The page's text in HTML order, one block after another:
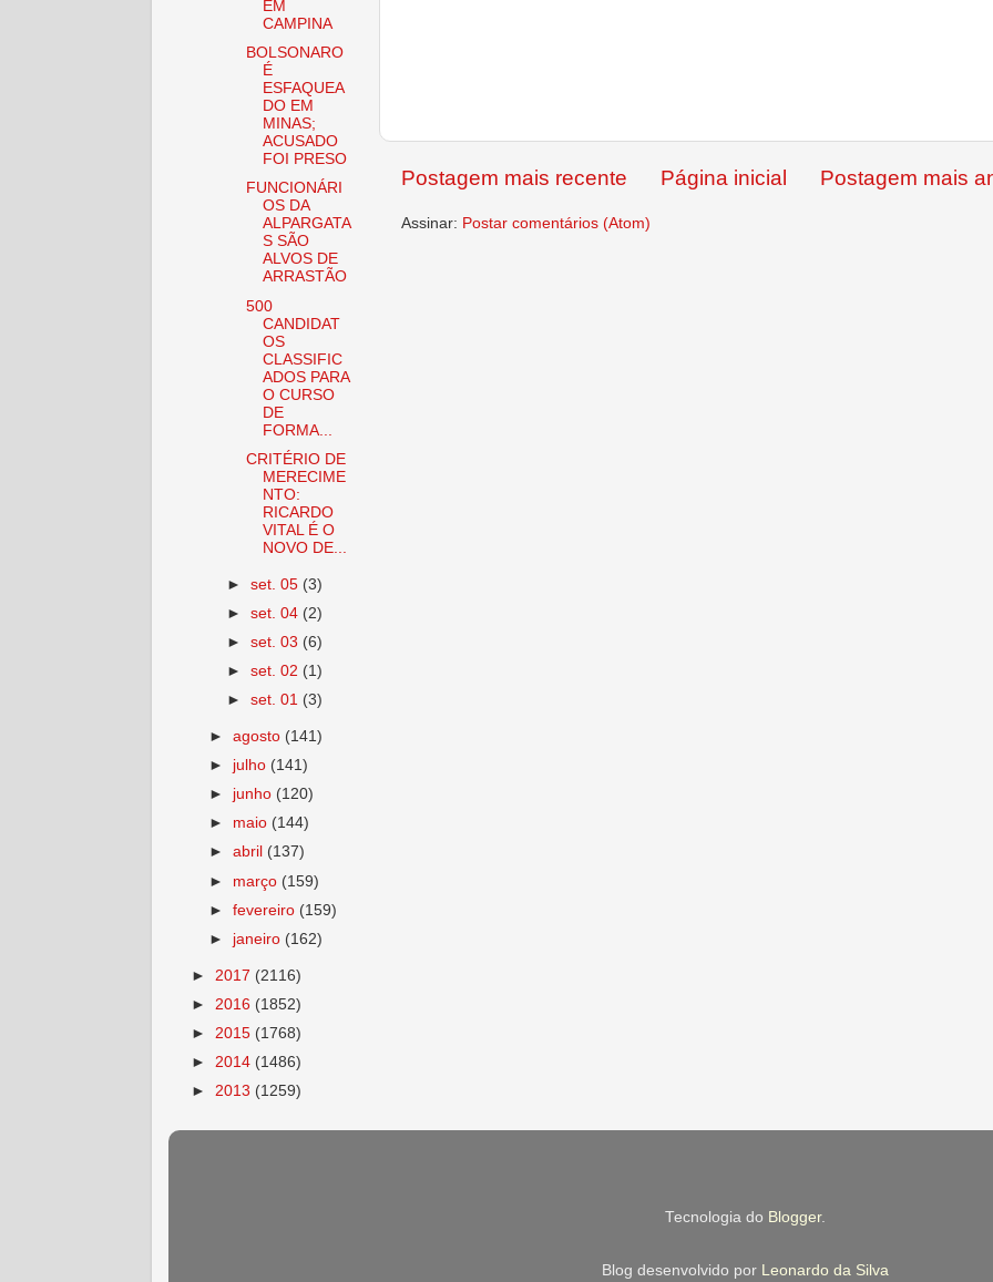
Postagem mais recente Postagem mais
Página inicial
Assinar: Postar comentários (Atom)
EM
CAMPINA
BOLSONARO
É
ESFAQUEA
DO EM
MINAS;
ACUSADO
FOI PRESO
FUNCIONÁRI
OS DA
ALPARGATA
S SÃO
ALVOS DE
ARRASTÃO
500
CANDIDAT
OS
CLASSIFIC
ADOS PARA
O CURSO
DE
FORMA...
CRITÉRIO DE
MERECIME
NTO:
RICARDO
VITAL É O
NOVO DE...
►set. 05 (3)
►set. 04 (2)
►set. 03 (6)
►set. 02 (1)
►set. 01 (3)
►agosto (141)
► julho (141)
► junho (120)
► maio (144)
►abril (137)
► março (159)
►fevereiro (159)
► janeiro (162)
► 2017 (2116)
► 2016 (1852)
► 2015 (1768)
► 2014 (1486)
► 2013 (1259)
Tecnologia do Blogger.
Blog desenvolvido por Leonardo da Silva